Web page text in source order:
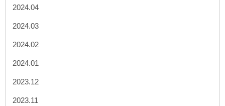
2024.04
2024.03
2024.02
2024.01
2023.12
2023.11